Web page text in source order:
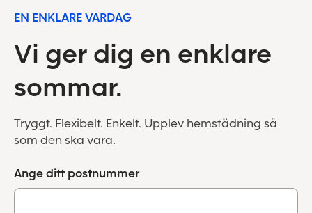
EN ENKLARE VARDAG
Vi ger dig en enklare
sommar.
Tryggt. Flexibelt. Enkelt. Upplev hemstädning så
som den ska vara.
Ange ditt postnummer